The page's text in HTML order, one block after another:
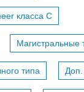
класса С
Магистральные
типа